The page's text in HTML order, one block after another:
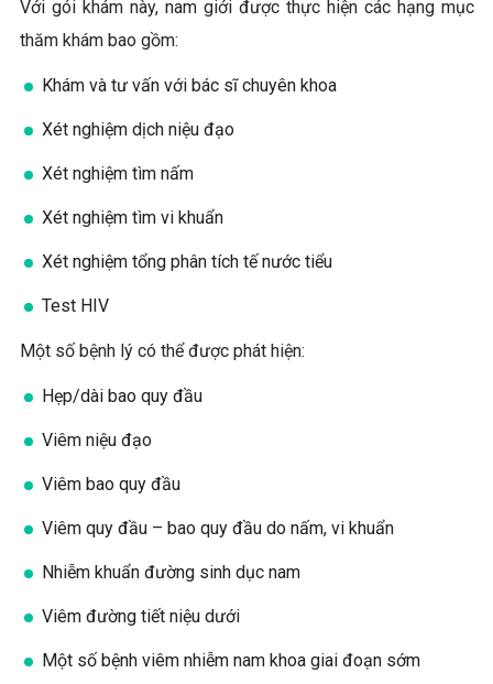
Với gói khám này, nam giới được thực hiện các hạng mục
thăm khám bao gồm:
Khám và tư vấn với bác sĩ chuyên khoa
Xét nghiệm dịch niệu đạo
Xét nghiệm tìm nấm
Xét nghiệm tìm vi khuẩn
Xét nghiệm tổng phân tích tế nước tiểu
Test HIV
Một số bệnh lý có thể được phát hiện:
Hẹp/dài bao quy đầu
Viêm niệu đạo
Viêm bao quy đầu
Viêm quy đầu – bao quy đầu do nấm, vi khuẩn
Nhiễm khuẩn đường sinh dục nam
Viêm đường tiết niệu dưới
Một số bệnh viêm nhiễm nam khoa giai đoạn sớm